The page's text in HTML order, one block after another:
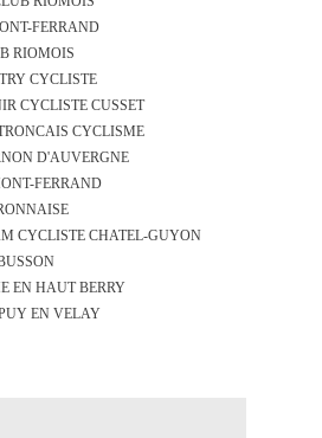
FERRAND
RIOMOIS
CYCLISTE
CYCLISTE CUSSET
CYCLISME
D'AUVERGNE
FERRAND
CYCLISTE CHATEL-GUYON
EN HAUT BERRY
EN VELAY